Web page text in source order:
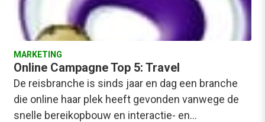
MARKETING
Online Campagne Top 5: Travel
De reisbranche is sinds jaar en dag een branche
die online haar plek heeft gevonden vanwege de
snelle bereikopbouw en interactie- en…